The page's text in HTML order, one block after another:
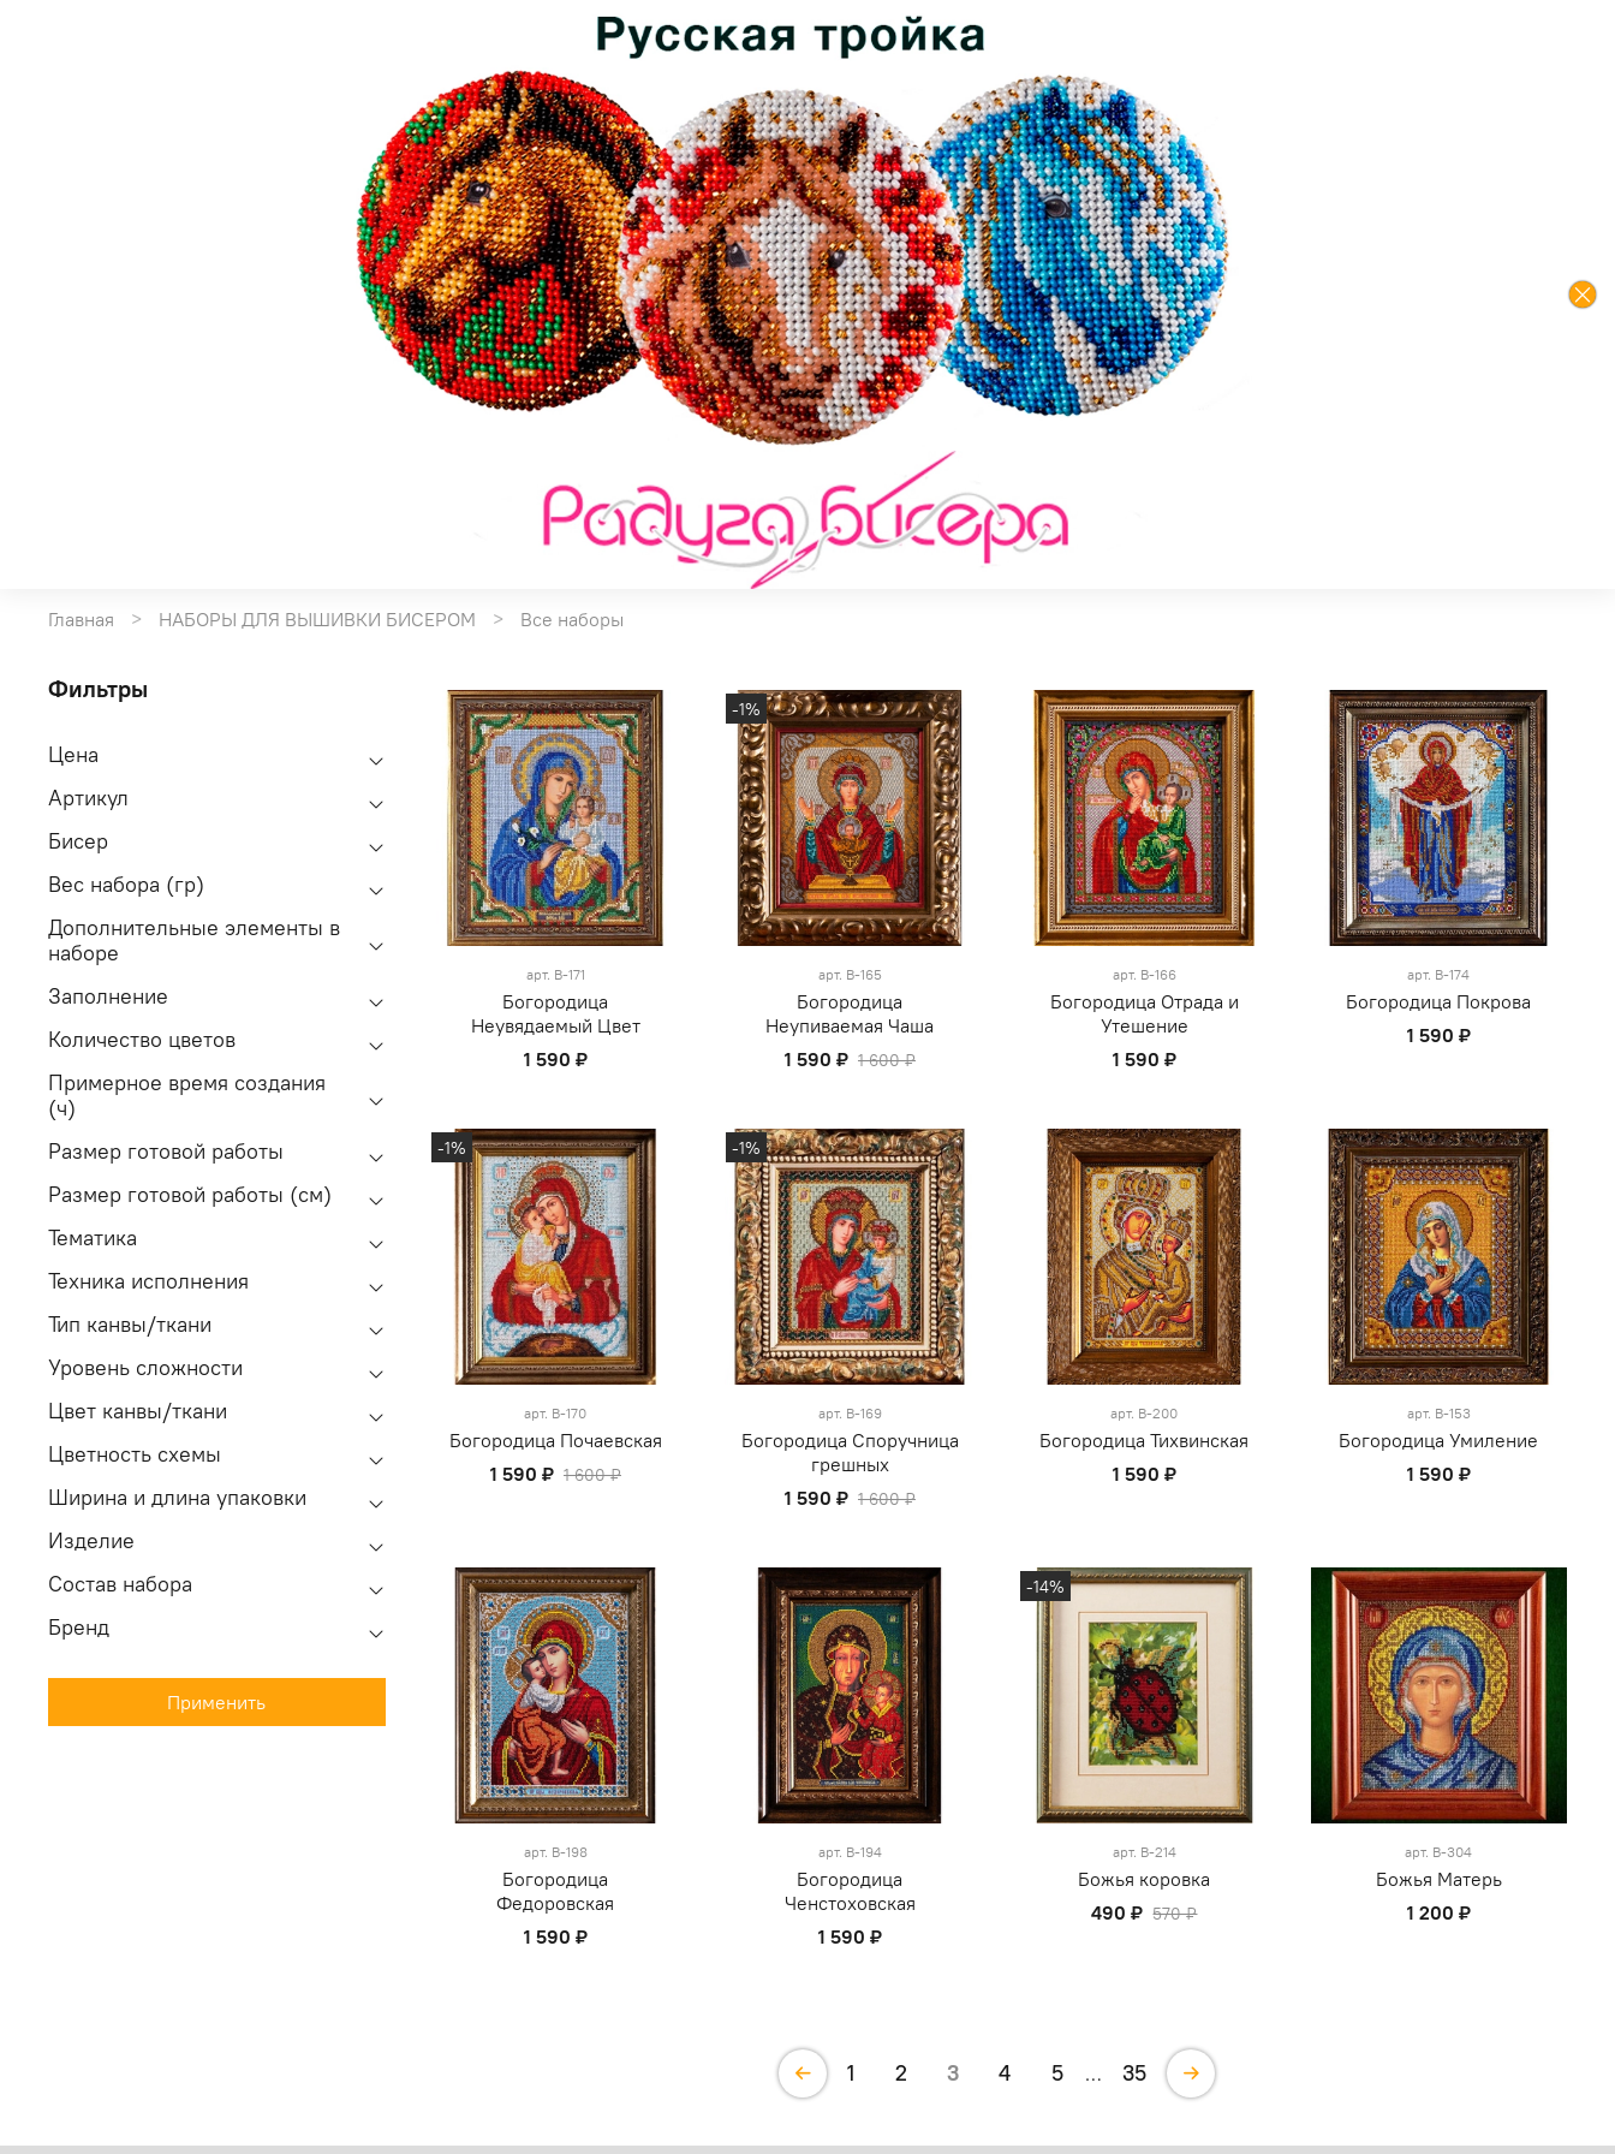
Главная НАБОРЫ ДЛЯ ВЫШИВКИ БИСЕРОМ Все наборы
арт. В-171
Богородица
Неувядаемый Цвет
1 590 ₽
-1%
арт. В-165
Богородица
Неупиваемая Чаша
1 590 ₽ 1 600 ₽
арт. В-166
Богородица Отрада и
Утешение
1 590 ₽
арт. В-174
Богородица Покрова
1 590 ₽
-1%
арт. В-170
Богородица Почаевская
1 590 ₽ 1 600 ₽
-1%
арт. В-169
Богородица Споручница
грешных
1 590 ₽ 1 600 ₽
арт. В-200
Богородица Тихвинская
1 590 ₽
арт. В-153
Богородица Умиление
1 590 ₽
арт. В-198
Богородица
Федоровская
1 590 ₽
арт. В-194
Богородица
Ченстоховская
1 590 ₽
-14%
арт. В-214
Божья коровка
490 ₽ 570 ₽
арт. В-304
Божья Матерь
1 200 ₽
1 2 3 4 5 … 35
Фильтры
Цена
Артикул
Бисер
Вес набора (гр)
Дополнительные элементы в
наборе
Заполнение
Количество цветов
Примерное время создания
(ч)
Размер готовой работы
Размер готовой работы (см)
Тематика
Техника исполнения
Тип канвы/ткани
Уровень сложности
Цвет канвы/ткани
Цветность схемы
Ширина и длина упаковки
Изделие
Состав набора
Бренд
Применить